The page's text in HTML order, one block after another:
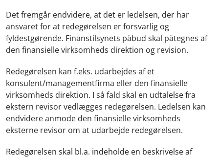
Det fremgår endvidere, at det er ledelsen, der har
ansvaret for at redegørelsen er forsvarlig og
fyldestgørende. Finanstilsynets påbud skal påtegnes af
den finansielle virksomheds direktion og revision.
Redegørelsen kan f.eks. udarbejdes af et
konsulent/managementfirma eller den finansielle
virksomheds direktion. I så fald skal en udtalelse fra
ekstern revisor vedlægges redegørelsen. Ledelsen kan
endvidere anmode den finansielle virksomheds
eksterne revisor om at udarbejde redegørelsen.
Redegørelsen skal bl.a. indeholde en beskrivelse af